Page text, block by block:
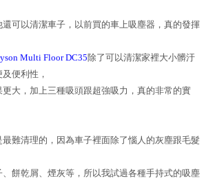
可以清潔車子，以前買的車上吸塵器，真的發揮
Multi Floor DC35除了可以清潔家裡大小髒汙
便利性，
大，加上三種吸頭跟超強吸力，真的非常的實
難清理的，因為車子裡面除了惱人的灰塵跟毛髮
餅乾屑、煙灰等，所以我試過各種手持式的吸塵